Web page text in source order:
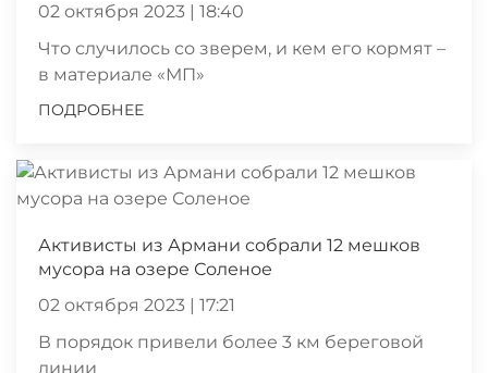
02 октября 2023 | 18:40
Что случилось со зверем, и кем его кормят –
в материале «МП»
ПОДРОБНЕЕ
Активисты из Армани собрали 12 мешков
мусора на озере Соленое
02 октября 2023 | 17:21
В порядок привели более 3 км береговой
линии